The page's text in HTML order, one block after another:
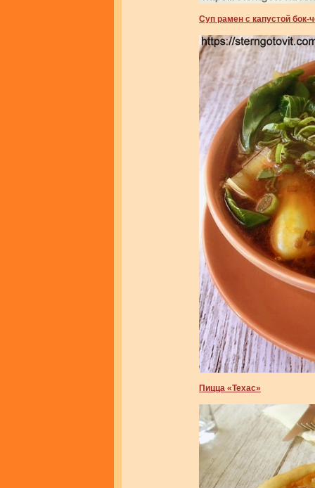
Суп рамен с капустой бок-
Пицца «Техас»